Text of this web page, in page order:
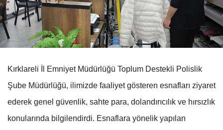
Kırklareli İl Emniyet Müdürlüğü Toplum Destekli Polislik
Şube Müdürlüğü, ilimizde faaliyet gösteren esnafları ziyaret
ederek genel güvenlik, sahte para, dolandırıcılık ve hırsızlık
konularında bilgilendirdi. Esnaflara yönelik yapılan